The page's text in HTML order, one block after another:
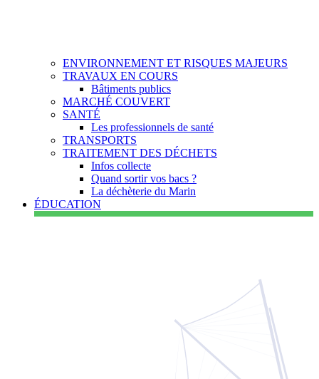
ENVIRONNEMENT ET RISQUES MAJEURS
TRAVAUX EN COURS
Bâtiments publics
MARCHÉ COUVERT
SANTÉ
Les professionnels de santé
TRANSPORTS
TRAITEMENT DES DÉCHETS
Infos collecte
Quand sortir vos bacs ?
La déchèterie du Marin
ÉDUCATION